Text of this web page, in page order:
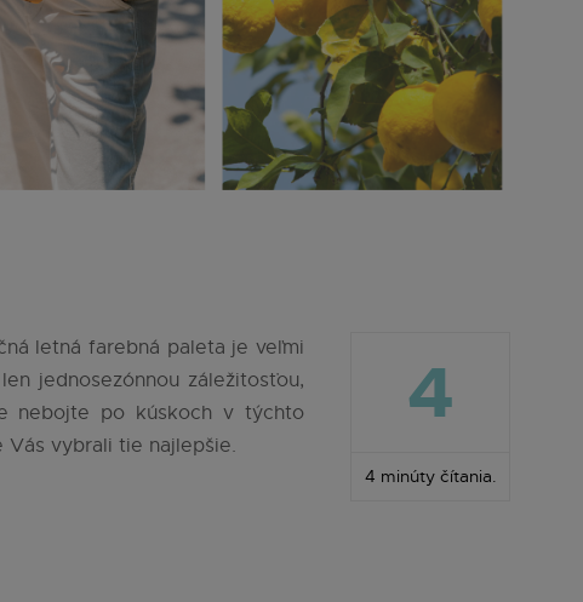
letná farebná paleta je veľmi
jednosezónnou záležitosťou,
nebojte po kúskoch v týchto
Vás vybrali tie najlepšie.
4
4 minúty čítania.